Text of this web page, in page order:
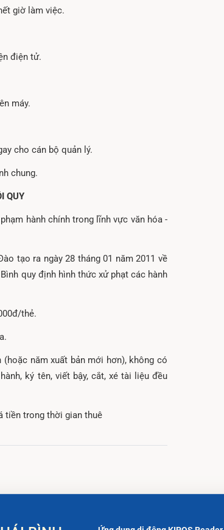
giờ làm việc.
điện tử.
máy.
cho cán bộ quản lý.
chung.
QUY
hành chính trong lĩnh vực văn hóa -
tạo ra ngày 28 tháng 01 năm 2011 về
quy định hình thức xử phạt các hành
thẻ.
năm xuất bản mới hơn), không có
ký tên, viết bậy, cắt, xé tài liệu đều
tiền trong thời gian thuê